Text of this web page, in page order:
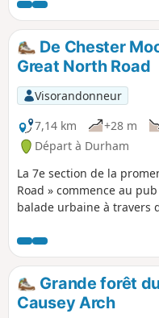
depuis Chester-le-Street
sculptures le long du
industriel et aux légendes
De Chester
Great North Road
Visorandonneur
7,14 km
+28 m
Départ à Durham
La 7e section de la
Road » commence au
balade urbaine à travers
traces de la Great North
pubs, ainsi que de
L'itinéraire suit de près la
Mainline, alors ne
Street, qui est une
Grande forêt
Causey Arch